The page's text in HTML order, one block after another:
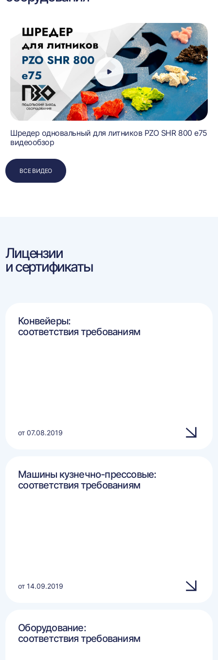
Шредер одновальный для литников PZO SHR 800 e75
видеообзор
ВСЕ ВИДЕО
Лицензии
и сертификаты
Конвейеры:
соответствия требованиям
от 07.08.2019
Машины кузнечно-прессовые:
соответствия требованиям
от 14.09.2019
Оборудование:
соответствия требованиям